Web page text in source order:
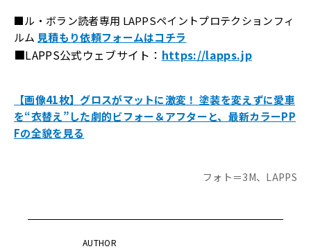
■ル・ボラン読者専用 LAPPSペイントプロテクションフィ
ルム 見積もり依頼フォームはコチラ
■LAPPS公式ウェブサイト： https://lapps.jp
【画像41枚】グロスがマットに激変！ 塗装を変えずに愛車
を“衣替え”した劇的ビフォー＆アフターと、最新カラーPP
Fの全貌を見る
フォト＝3M、LAPPS
AUTHOR